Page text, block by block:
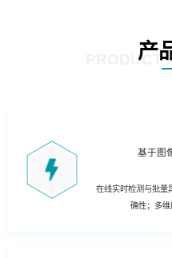
产
PRODUCT
基于图
在线实时检测与批量
确性；多